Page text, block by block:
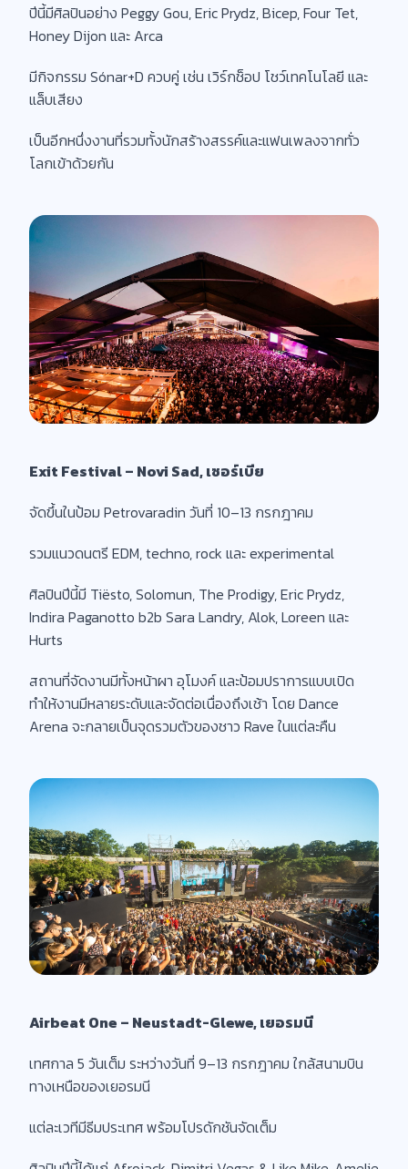
ปีนี้มีศิลปินอย่าง Peggy Gou, Eric Prydz, Bicep, Four Tet,
Honey Dijon และ Arca
มีกิจกรรม Sónar+D ควบคู่ เช่น เวิร์กช็อป โชว์เทคโนโลยี และ
แล็บเสียง
เป็นอีกหนึ่งงานที่รวมทั้งนักสร้างสรรค์และแฟนเพลงจากทั่ว
โลกเข้าด้วยกัน
Exit Festival – Novi Sad, เซอร์เบีย
จัดขึ้นในป้อม Petrovaradin วันที่ 10–13 กรกฎาคม
รวมแนวดนตรี EDM, techno, rock และ experimental
ศิลปินปีนี้มี Tiësto, Solomun, The Prodigy, Eric Prydz,
Indira Paganotto b2b Sara Landry, Alok, Loreen และ
Hurts
สถานที่จัดงานมีทั้งหน้าผา อุโมงค์ และป้อมปราการแบบเปิด
ทำให้งานมีหลายระดับและจัดต่อเนื่องถึงเช้า โดย Dance
Arena จะกลายเป็นจุดรวมตัวของชาว Rave ในแต่ละคืน
Airbeat One – Neustadt-Glewe, เยอรมนี
เทศกาล 5 วันเต็ม ระหว่างวันที่ 9–13 กรกฎาคม ใกล้สนามบิน
ทางเหนือของเยอรมนี
แต่ละเวทีมีธีมประเทศ พร้อมโปรดักชันจัดเต็ม